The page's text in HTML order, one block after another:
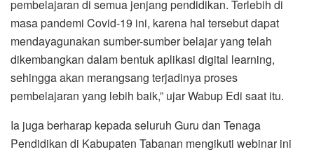
pembelajaran di semua jenjang pendidikan. Terlebih di
masa pandemi Covid-19 ini, karena hal tersebut dapat
mendayagunakan sumber-sumber belajar yang telah
dikembangkan dalam bentuk aplikasi digital learning,
sehingga akan merangsang terjadinya proses
pembelajaran yang lebih baik,” ujar Wabup Edi saat itu.
Ia juga berharap kepada seluruh Guru dan Tenaga
Pendidikan di Kabupaten Tabanan mengikuti webinar ini